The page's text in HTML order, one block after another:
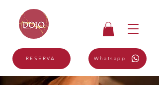
RESERVA Whatsapp